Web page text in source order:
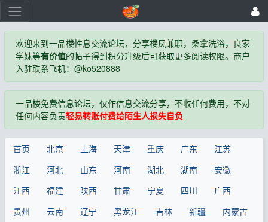
欢迎来到一品楼性息交流论坛，分享楼凤兼职，桑拿洗浴，良家
学妹等有价值的帖子得到积分升级后可获取更多阅读权限。商户
入驻联系飞机：@ko520888
一品楼免费信息论坛，仅作信息交流分享，不收任何费用，不对
任何内容负责轻易转账付费给陌生人损失自负
首页 北京 上海 天津 重庆 广东
江苏
浙江
河北 山东 河南 湖北 湖南
安徽
江西
福建 陕西 甘肃 宁夏 四川
广西
贵州
云南 辽宁 黑龙江 吉林 新疆
内蒙古